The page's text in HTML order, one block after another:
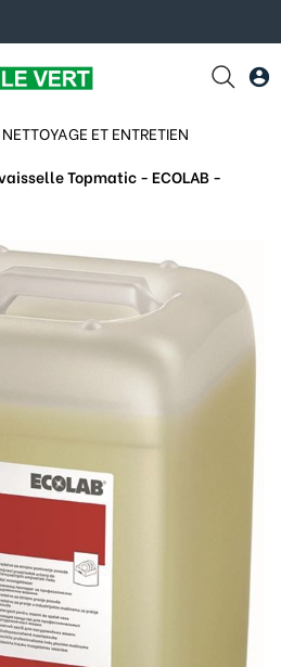
NETTOYAGE ET ENTRETIEN
Topmatic - ECOLAB -